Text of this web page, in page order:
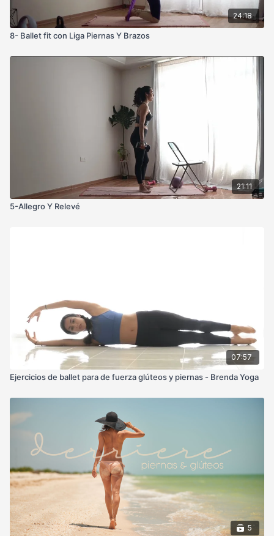
24:18
8- Ballet fit con Liga Piernas Y Brazos
21:11
5-Allegro Y Relevé
07:57
Ejercicios de ballet para de fuerza glúteos y piernas - Brenda Yoga
5